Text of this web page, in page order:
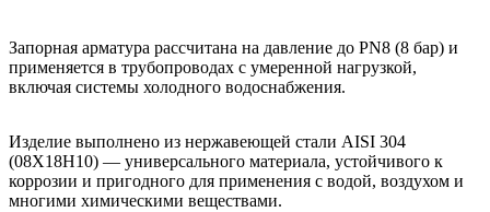
Запорная арматура рассчитана на давление до PN8 (8 бар) и
применяется в трубопроводах с умеренной нагрузкой,
включая системы холодного водоснабжения.
Изделие выполнено из нержавеющей стали AISI 304
(08Х18Н10) — универсального материала, устойчивого к
коррозии и пригодного для применения с водой, воздухом и
многими химическими веществами.